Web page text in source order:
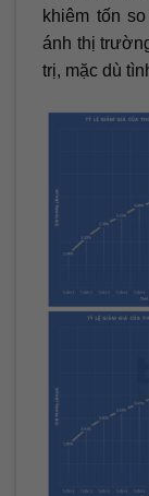
khiêm tốn
ánh thị
trị, mặc dù